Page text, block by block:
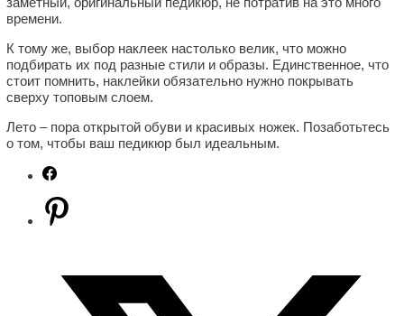
времени.
К тому же, выбор наклеек настолько велик, что можно
подбирать их под разные стили и образы. Единственное, что
стоит помнить, наклейки обязательно нужно покрывать
сверху топовым слоем.
Лето – пора открытой обуви и красивых ножек. Позаботьтесь
о том, чтобы ваш педикюр был идеальным.